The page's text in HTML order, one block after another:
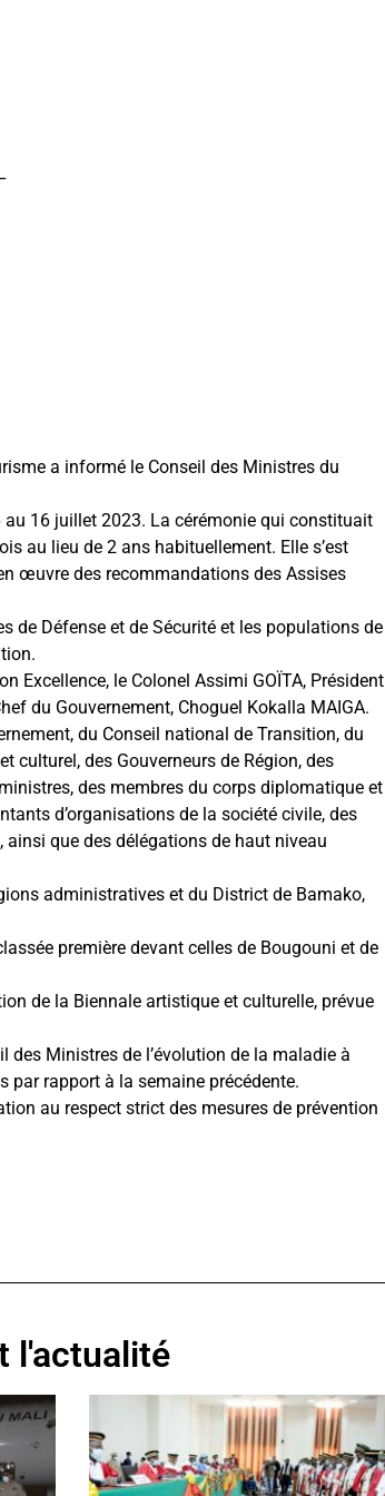
a informé le Conseil des Ministres du
16 juillet 2023. La cérémonie qui constituait
au lieu de 2 ans habituellement. Elle s’est
œuvre des recommandations des Assises
de Défense et de Sécurité et les populations de
Excellence, le Colonel Assimi GOÏTA, Président
du Gouvernement, Choguel Kokalla MAIGA.
du Conseil national de Transition, du
culturel, des Gouverneurs de Région, des
des membres du corps diplomatique et
d’organisations de la société civile, des
que des délégations de haut niveau
administratives et du District de Bamako,
première devant celles de Bougouni et de
de la Biennale artistique et culturelle, prévue
Ministres de l’évolution de la maladie à
par rapport à la semaine précédente.
au respect strict des mesures de prévention
l'actualité